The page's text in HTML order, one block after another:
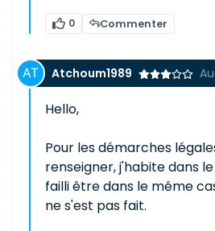
0 Commenter
Atchoum1989
Hello,
Pour les démarches
renseigner, j'habite dans
failli être dans le même
ne s'est pas fait.